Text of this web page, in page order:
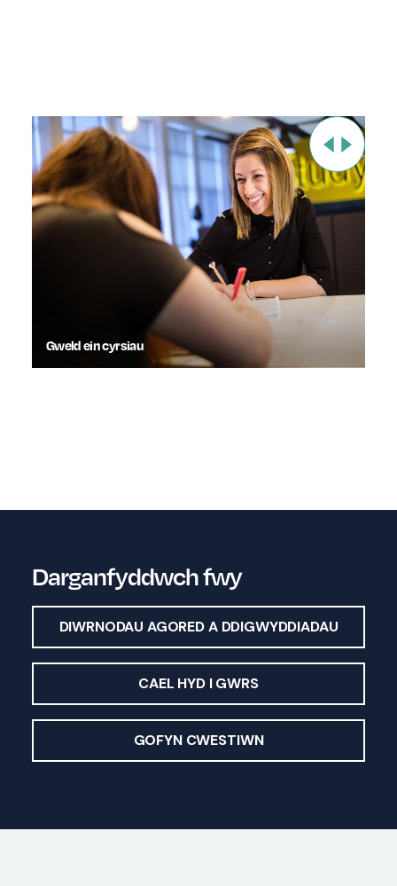
Gweld ein cyrsiau
Darganfyddwch fwy
DIWRNODAU AGORED A DDIGWYDDIADAU
CAEL HYD I GWRS
GOFYN CWESTIWN